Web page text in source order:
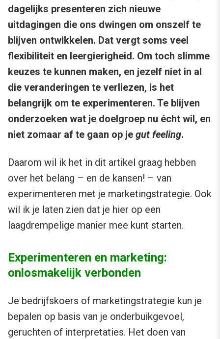
dagelijks presenteren zich nieuwe
uitdagingen die ons dwingen om onszelf te
blijven ontwikkelen. Dat vergt soms veel
flexibiliteit en leergierigheid. Om toch slimme
keuzes te kunnen maken, en jezelf niet in al
die veranderingen te verliezen, is het
belangrijk om te experimenteren. Te blijven
onderzoeken wat je doelgroep nu écht wil, en
niet zomaar af te gaan op je gut feeling.
Daarom wil ik het in dit artikel graag hebben
over het belang – en de kansen! – van
experimenteren met je marketingstrategie. Ook
wil ik je laten zien dat je hier op een
laagdrempelige manier mee kunt starten.
Experimenteren en marketing:
onlosmakelijk verbonden
Je bedrijfskoers of marketingstrategie kun je
bepalen op basis van je onderbuikgevoel,
geruchten of interpretaties. Het doen van